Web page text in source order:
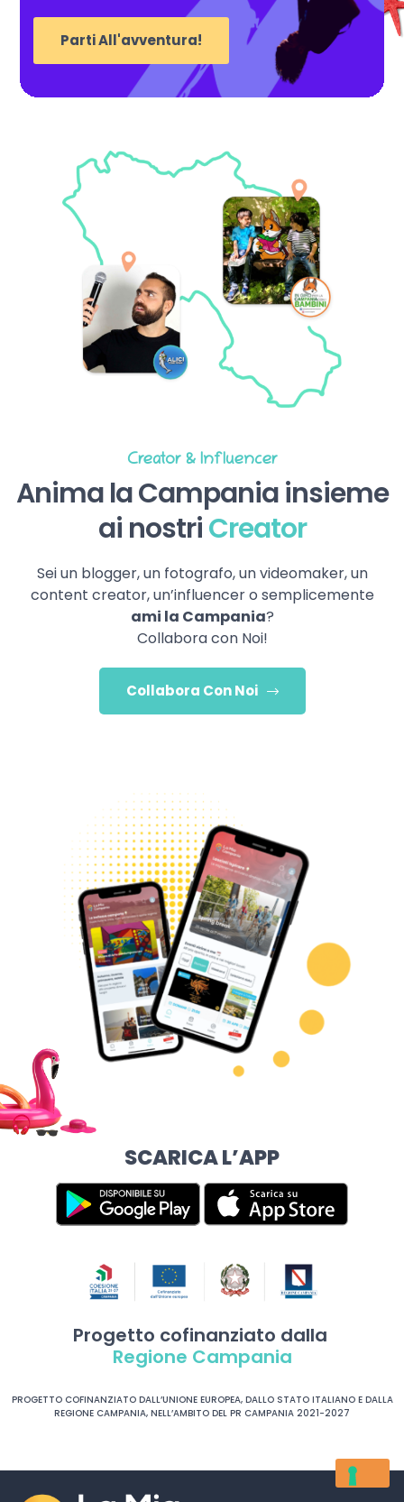
Parti All'avventura!
Creator & Influencer
Anima la Campania insieme
ai nostriCreator
Sei un blogger, un fotografo, un videomaker, un
content creator, un’influencer o semplicemente
ami la Campania?
Collabora con Noi!
Collabora Con Noi
SCARICA L’APP
Progetto cofinanziato dalla
Regione Campania
PROGETTO COFINANZIATO DALL’UNIONE EUROPEA, DALLO STATO ITALIANO E DALLA
REGIONE CAMPANIA, NELL’AMBITO DEL PR CAMPANIA 2021-2027